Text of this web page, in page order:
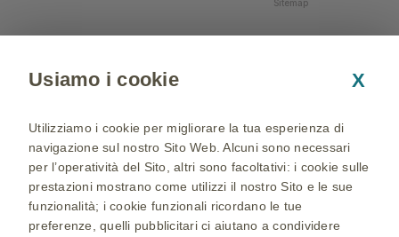
Sitemap
Usiamo i cookie X
Utilizziamo i cookie per migliorare la tua esperienza di
navigazione sul nostro Sito Web. Alcuni sono necessari
per l’operatività del Sito, altri sono facoltativi: i cookie sulle
prestazioni mostrano come utilizzi il nostro Sito e le sue
funzionalità; i cookie funzionali ricordano le tue
preferenze, quelli pubblicitari ci aiutano a condividere